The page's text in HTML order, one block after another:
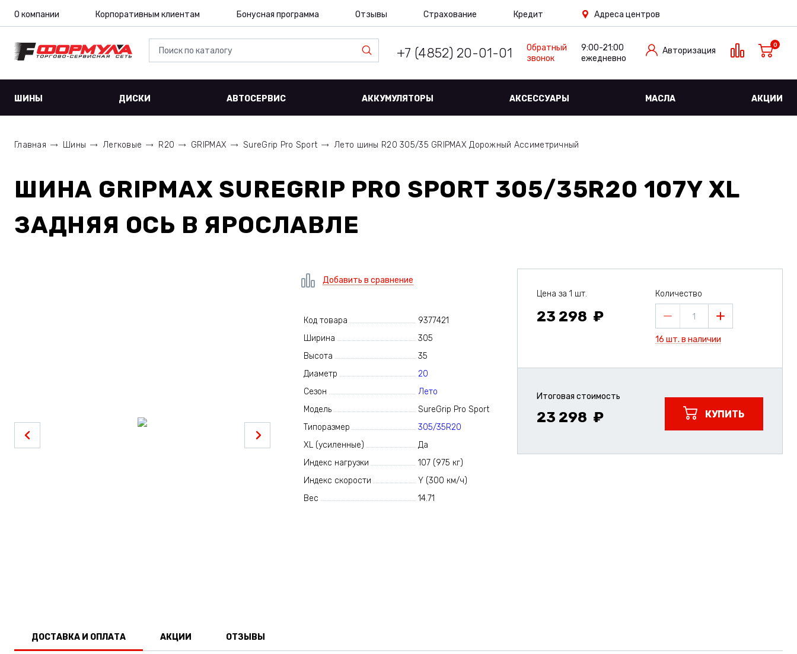
О компании Корпоративным клиентам Бонусная программа Отзывы Страхование Кредит Адреса центров
+7 (4852) 20-01-01
Обратный
звонок
9:00-21:00
ежедневно
Авторизация
0
ШИНЫ ДИСКИ АВТОСЕРВИС АККУМУЛЯТОРЫ АКСЕССУАРЫ МАСЛА АКЦИИ
Главная Шины Легковые R20 GRIPMAX SureGrip Pro Sport Лето шины R20 305/35 GRIPMAX Дорожный Ассиметричный
ШИНА GRIPMAX SUREGRIP PRO SPORT 305/35R20 107Y XL
ЗАДНЯЯ ОСЬ В ЯРОСЛАВЛЕ
Добавить в сравнение
Код товара
9377421
Ширина
305
Высота
35
Диаметр
20
Сезон
Лето
Модель
SureGrip Pro Sport
Типоразмер
305/35R20
XL (усиленные)
Да
Индекс нагрузки
107 (975 кг)
Индекс скорости
Y (300 км/ч)
Вес
14.71
Цена за 1 шт.
23 298
Количество
1
16 шт. в наличии
Итоговая стоимость
23 298 КУПИТЬ
ДОСТАВКА И ОПЛАТА АКЦИИ ОТЗЫВЫ